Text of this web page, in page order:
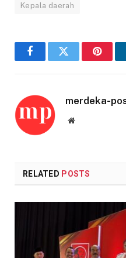
Kepala daerah
FacebookTwitter
merdeka-
Website
RELATED POSTS